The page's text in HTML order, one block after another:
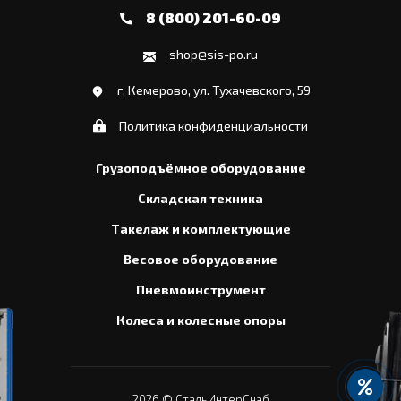
8 (800) 201-60-09
shop@sis-po.ru
г. Кемерово, ул. Тухачевского, 59
Политика конфиденциальности
Грузоподъёмное оборудование
Складская техника
Такелаж и комплектующие
Весовое оборудование
Пневмоинструмент
Колеса и колесные опоры